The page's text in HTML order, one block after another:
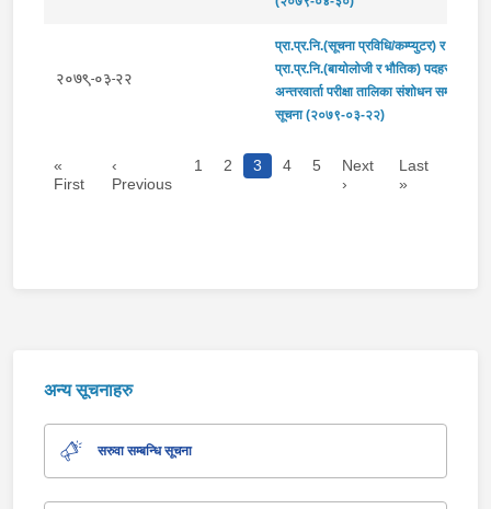
२०७९-०३-२२
प्रा.प्र.नि.(सूचना प्रविधि/कम्प्युटर) र
प्रा.प्र.नि.(बायोलोजी र भौतिक) पदहरूको
अन्तरवार्ता परीक्षा तालिका संशोधन सम्बन्धी
सूचना (२०७९-०३-२२)
«
First
‹
Previous
1 2 3 4 5
Next
›
Last
»
अन्य सूचनाहरु
सरुवा सम्बन्धि सूचना